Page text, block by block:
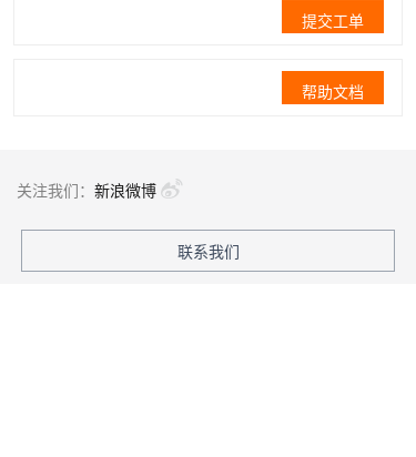
提交工单
帮助文档